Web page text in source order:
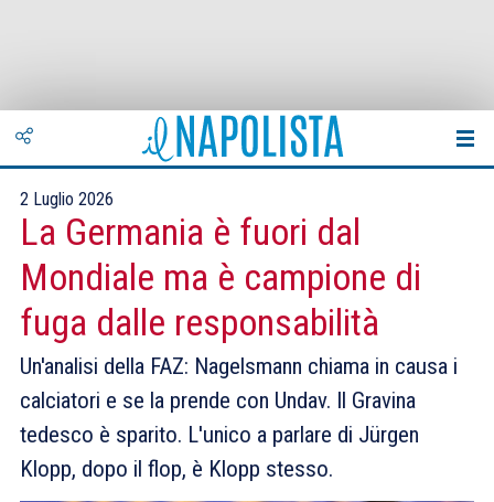
2 Luglio 2026
La Germania è fuori dal
Mondiale ma è campione di
fuga dalle responsabilità
Un'analisi della FAZ: Nagelsmann chiama in causa i
calciatori e se la prende con Undav. Il Gravina
tedesco è sparito. L'unico a parlare di Jürgen
Klopp, dopo il flop, è Klopp stesso.